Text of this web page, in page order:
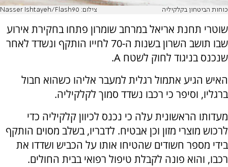
כוחות הביטחון בקלקיליה צילום: Nasser Ishtayeh/Flash90
שוטרי תחנת אריאל במרחב שומרון פתחו בחקירת אירוע
שבו תושב השרון בשנות ה-70 לחייו הותקף ונשדד לאחר
שנכנס בניגוד לחוק לשטח A.
האיש הגיע אתמול רגלית למעבר אליהו כשהוא חבול
ברגליו, וסיפר כי רכבו נשדד סמוך לקלקיליה.
מעדותו הראשונית עלה כי נכנס לכיוון קלקיליה כדי
לרכוש מוצרי מזון וכן אבטיח. לדבריו, בשלב מסוים הותקף
בידי מספר חשודים שהטיחו אותו על הכביש ושדדו את
רכבו, והוא פונה לקבלת טיפול רפואי בבית החולים.